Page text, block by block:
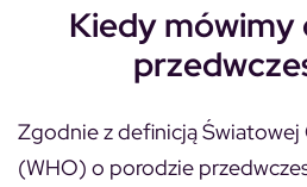
Kiedy mówimy
Zgodnie z definicją Światowej
(WHO) o porodzie